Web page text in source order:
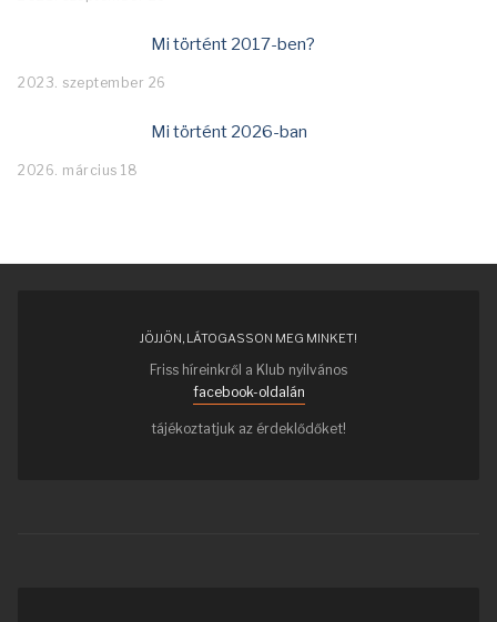
Mi történt 2017-ben?
2023. szeptember 26
Mi történt 2026-ban
2026. március 18
JÖJJÖN, LÁTOGASSON MEG MINKET!
Friss híreinkről a Klub nyilvános
facebook-oldalán
tájékoztatjuk az érdeklődőket!